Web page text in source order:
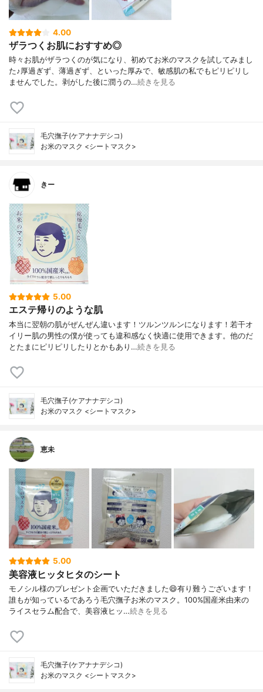
4.00
ザラつくお肌におすすめ◎
時々お肌がザラつくのが気になり、初めてお米のマスクを試してみまし
た♪厚過ぎず、薄過ぎず、といった厚みで、敏感肌の私でもピリピリし
ませんでした。剥がした後に潤うの…続きを見る
毛穴撫子(ケアナナデシコ)
お米のマスク <シートマスク>
きー
5.00
エステ帰りのような肌
本当に翌朝の肌がぜんぜん違います！ツルンツルンになります！若干オ
イリー肌の男性の僕が使っても違和感なく快適に使用できます。他のだ
とたまにピリピリしたりとかもあり…続きを見る
毛穴撫子(ケアナナデシコ)
お米のマスク <シートマスク>
恵未
5.00
美容液ヒッタヒタのシート
モノシル様のプレゼント企画でいただきました😄有り難うございます！
誰もが知っているであろう毛穴撫子お米のマスク。100%国産米由来の
ライスセラム配合で、美容液ヒッ…続きを見る
毛穴撫子(ケアナナデシコ)
お米のマスク <シートマスク>